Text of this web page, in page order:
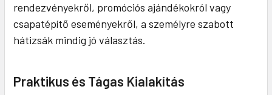
rendezvényekről, promóciós ajándékokról vagy
csapatépítő eseményekről, a személyre szabott
hátizsák mindig jó választás.
Praktikus és Tágas Kialakítás